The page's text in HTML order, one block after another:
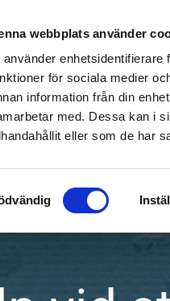
webbplats använder
använder enhetsidentifierare
för sociala medier
information från din
med. Dessa kan i
eller som de har